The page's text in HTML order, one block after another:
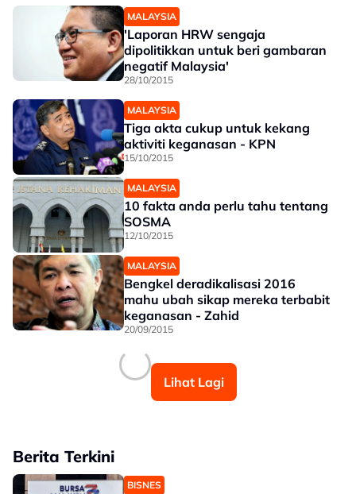
MALAYSIA
'Laporan HRW sengaja
dipolitikkan untuk beri gambaran
negatif Malaysia'
28/10/2015
MALAYSIA
Tiga akta cukup untuk kekang
aktiviti keganasan - KPN
15/10/2015
MALAYSIA
10 fakta anda perlu tahu tentang
SOSMA
12/10/2015
MALAYSIA
Bengkel deradikalisasi 2016
mahu ubah sikap mereka terbabit
keganasan - Zahid
20/09/2015
Lihat Lagi
Berita Terkini
BISNES